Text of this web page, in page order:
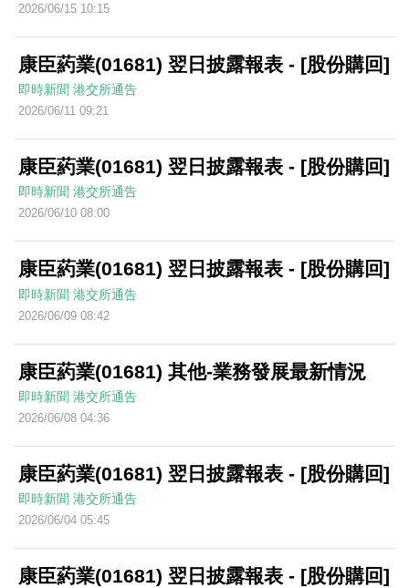
2026/06/15 10:15
康臣葯業(01681) 翌日披露報表 - [股份購回]
即時新聞 港交所通告
2026/06/11 09:21
康臣葯業(01681) 翌日披露報表 - [股份購回]
即時新聞 港交所通告
2026/06/10 08:00
康臣葯業(01681) 翌日披露報表 - [股份購回]
即時新聞 港交所通告
2026/06/09 08:42
康臣葯業(01681) 其他-業務發展最新情況
即時新聞 港交所通告
2026/06/08 04:36
康臣葯業(01681) 翌日披露報表 - [股份購回]
即時新聞 港交所通告
2026/06/04 05:45
康臣葯業(01681) 翌日披露報表 - [股份購回]